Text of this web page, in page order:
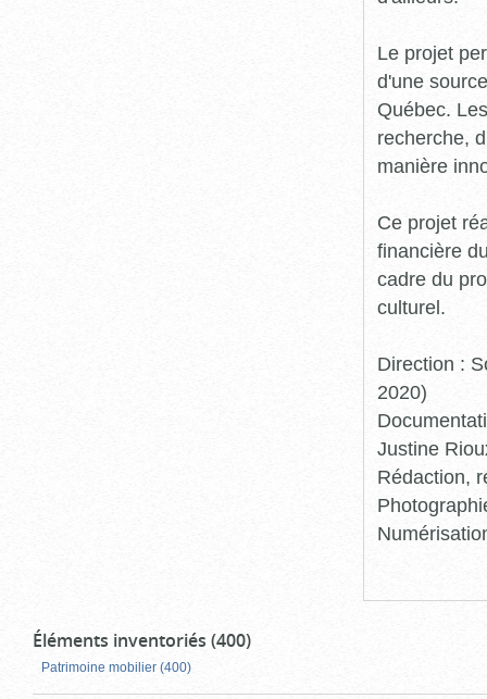
Le projet
d'une
Québec.
recherche,
manière
Ce projet
financière
cadre du
culturel.
Direction :
2020)
Justine
Rédaction,
Éléments inventoriés (400)
Patrimoine mobilier (400)